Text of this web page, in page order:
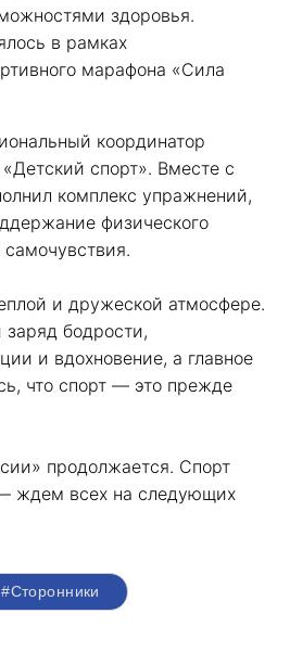
здоровья.
в рамках
марафона «Сила
координатор
спорт». Вместе с
комплекс упражнений,
физического
и дружеской атмосфере.
заряд бодрости,
и вдохновение, а главное
что спорт — это прежде
продолжается. Спорт
ждем всех на следующих
#Сторонники